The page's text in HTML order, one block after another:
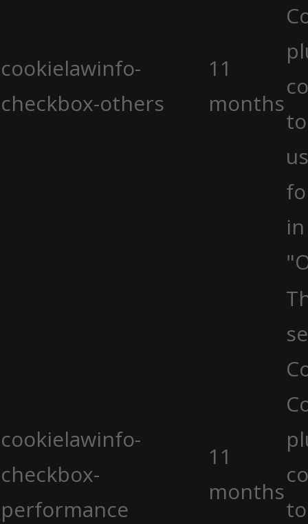
cookielawinfo-
checkbox-others
11
months
cookielawinfo-
checkbox-
performance
11
months